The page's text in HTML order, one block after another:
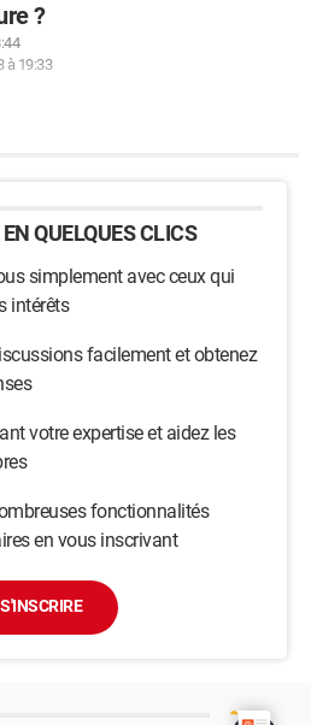
?
à 19:33
QUELQUES CLICS
simplement avec ceux qui
intérêts
facilement et obtenez
votre expertise et aidez les
fonctionnalités
en vous inscrivant
S'INSCRIRE